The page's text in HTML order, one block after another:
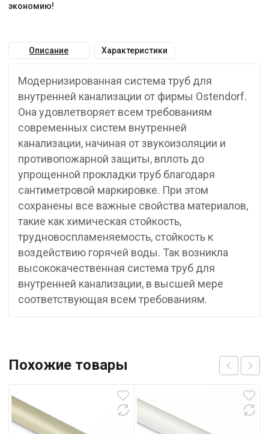
экономию!
Описание Характеристики
Модернизированная система труб для
внутренней канализации от фирмы Ostendorf.
Она удовлетворяет всем требованиям
современных систем внутренней
канализации, начиная от звукоизоляции и
противопожарной защиты, вплоть до
упрощенной прокладки труб благодаря
сантиметровой маркировке. При этом
сохранены все важные свойства материалов,
такие как химическая стойкость,
трудновоспламеняемость, стойкость к
воздействию горячей воды. Так возникла
высококачественная система труб для
внутренней канализации, в высшей мере
соответствующая всем требованиям.
Похожие товары